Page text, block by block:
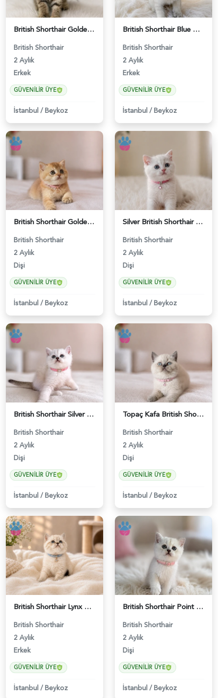
British Shorthair Golden Black Erkek - 5208
British Shorthair
2 Aylık
Erkek
GÜVENILIR ÜYE
İstanbul /Beykoz
British Shorthair Blue Point Erkek Yavrumuz - 5211
British Shorthair
2 Aylık
Erkek
GÜVENILIR ÜYE
İstanbul /Beykoz
British Shorthair Golden Muhteşem Yavrumuz - 5226
British Shorthair
2 Aylık
Dişi
GÜVENILIR ÜYE
İstanbul /Beykoz
Silver British Shorthair Güzelliğimiz 2 Aylık - 5227
British Shorthair
2 Aylık
Dişi
GÜVENILIR ÜYE
İstanbul /Beykoz
British Shorthair Silver Point Kızımız - 5228
British Shorthair
2 Aylık
Dişi
GÜVENILIR ÜYE
İstanbul /Beykoz
Topaç Kafa British Shorthair Blue Point Dişi - 5229
British Shorthair
2 Aylık
Dişi
GÜVENILIR ÜYE
İstanbul /Beykoz
British Shorthair Lynx Point Erkek Yavrumuz - 4721
British Shorthair
2 Aylık
Erkek
GÜVENILIR ÜYE
İstanbul /Beykoz
British Shorthair Point Güzellik 2 Aylık - 5237
British Shorthair
2 Aylık
Dişi
GÜVENILIR ÜYE
İstanbul /Beykoz